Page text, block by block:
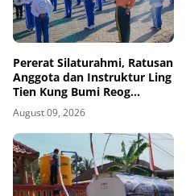
Pererat Silaturahmi, Ratusan
Anggota dan Instruktur Ling
Tien Kung Bumi Reog
Ponorogo Gelar Latihan
Bersama di Embung Pakel
August 09, 2026